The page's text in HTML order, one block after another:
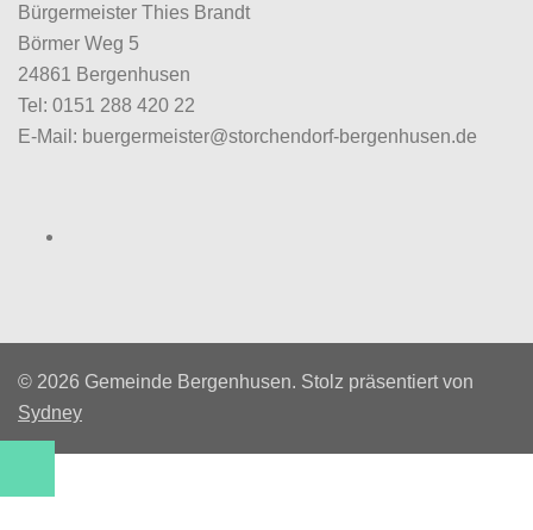
Bürgermeister Thies Brandt
Börmer Weg 5
24861 Bergenhusen
Tel: 0151 288 420 22
E-Mail: buergermeister@storchendorf-bergenhusen.de
© 2026 Gemeinde Bergenhusen. Stolz präsentiert von
Sydney